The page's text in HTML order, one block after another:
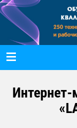
Интернет-